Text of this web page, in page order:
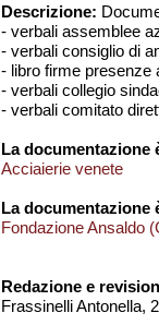
Descrizione:
- verbali assemblee
- verbali consiglio di
- libro firme presenze
- verbali collegio
- verbali comitato
La documentazione
Acciaierie venete
La documentazione
Fondazione Ansaldo
Redazione e
Frassinelli Antonella,